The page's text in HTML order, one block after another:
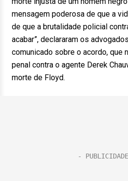
mensagem poderosa de que a
de que a brutalidade policial
acabar”, declararam os
comunicado sobre o acordo, que
penal contra o agente Derek
morte de Floyd.